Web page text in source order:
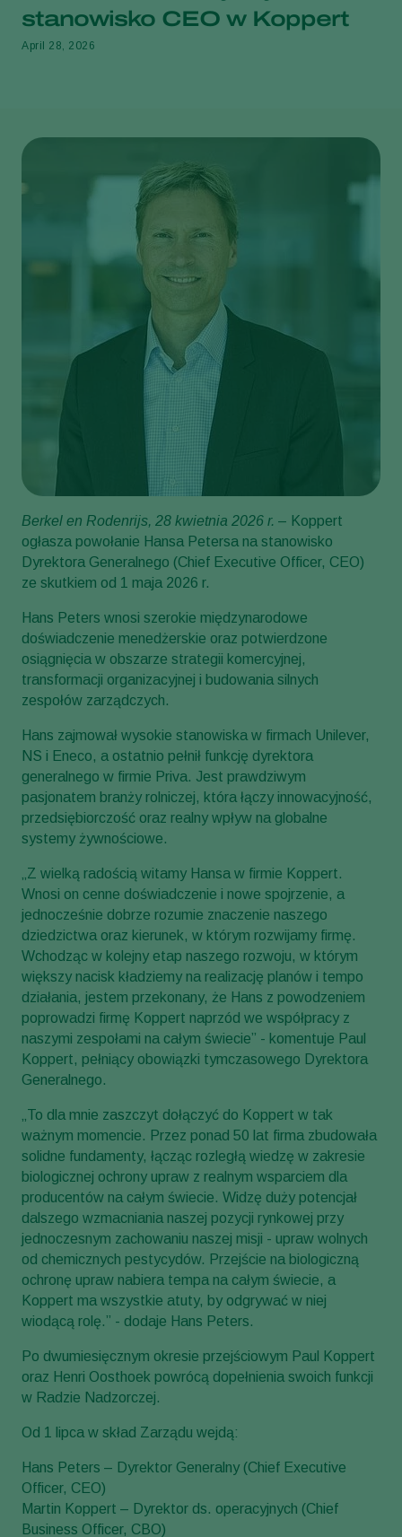
stanowisko CEO w Koppert
April 28, 2026
Berkel en Rodenrijs, 28 kwietnia 2026 r. – Koppert
ogłasza powołanie Hansa Petersa na stanowisko
Dyrektora Generalnego (Chief Executive Officer, CEO)
ze skutkiem od 1 maja 2026 r.
Hans Peters wnosi szerokie międzynarodowe
doświadczenie menedżerskie oraz potwierdzone
osiągnięcia w obszarze strategii komercyjnej,
transformacji organizacyjnej i budowania silnych
zespołów zarządczych.
Hans zajmował wysokie stanowiska w firmach Unilever,
NS i Eneco, a ostatnio pełnił funkcję dyrektora
generalnego w firmie Priva. Jest prawdziwym
pasjonatem branży rolniczej, która łączy innowacyjność,
przedsiębiorczość oraz realny wpływ na globalne
systemy żywnościowe.
„Z wielką radością witamy Hansa w firmie Koppert.
Wnosi on cenne doświadczenie i nowe spojrzenie, a
jednocześnie dobrze rozumie znaczenie naszego
dziedzictwa oraz kierunek, w którym rozwijamy firmę.
Wchodząc w kolejny etap naszego rozwoju, w którym
większy nacisk kładziemy na realizację planów i tempo
działania, jestem przekonany, że Hans z powodzeniem
poprowadzi firmę Koppert naprzód we współpracy z
naszymi zespołami na całym świecie” - komentuje Paul
Koppert, pełniący obowiązki tymczasowego Dyrektora
Generalnego.
„To dla mnie zaszczyt dołączyć do Koppert w tak
ważnym momencie. Przez ponad 50 lat firma zbudowała
solidne fundamenty, łącząc rozległą wiedzę w zakresie
biologicznej ochrony upraw z realnym wsparciem dla
producentów na całym świecie. Widzę duży potencjał
dalszego wzmacniania naszej pozycji rynkowej przy
jednoczesnym zachowaniu naszej misji - upraw wolnych
od chemicznych pestycydów. Przejście na biologiczną
ochronę upraw nabiera tempa na całym świecie, a
Koppert ma wszystkie atuty, by odgrywać w niej
wiodącą rolę.” - dodaje Hans Peters.
Po dwumiesięcznym okresie przejściowym Paul Koppert
oraz Henri Oosthoek powrócą dopełnienia swoich funkcji
w Radzie Nadzorczej.
Od 1 lipca w skład Zarządu wejdą:
Hans Peters – Dyrektor Generalny (Chief Executive
Officer, CEO)
Martin Koppert – Dyrektor ds. operacyjnych (Chief
Business Officer, CBO)